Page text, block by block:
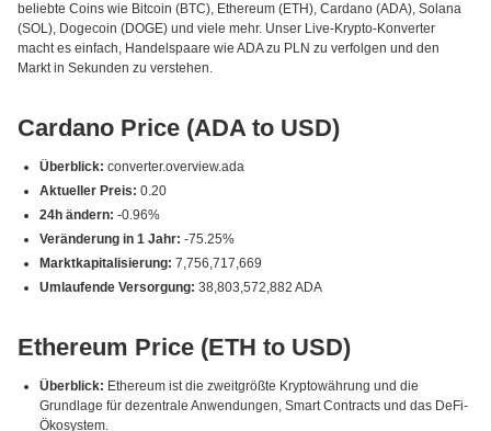
beliebte Coins wie Bitcoin (BTC), Ethereum (ETH), Cardano (ADA), Solana
(SOL), Dogecoin (DOGE) und viele mehr. Unser Live-Krypto-Konverter
macht es einfach, Handelspaare wie ADA zu PLN zu verfolgen und den
Markt in Sekunden zu verstehen.
Cardano Price (ADA to USD)
Überblick: converter.overview.ada
Aktueller Preis: 0.20
24h ändern: -0.96%
Veränderung in 1 Jahr: -75.25%
Marktkapitalisierung: 7,756,717,669
Umlaufende Versorgung: 38,803,572,882 ADA
Ethereum Price (ETH to USD)
Überblick: Ethereum ist die zweitgrößte Kryptowährung und die
Grundlage für dezentrale Anwendungen, Smart Contracts und das DeFi-
Ökosystem.